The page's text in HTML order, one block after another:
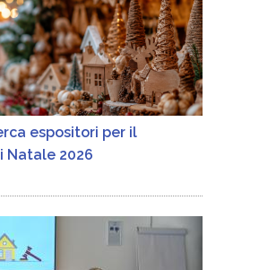
espositori per il
Natale 2026